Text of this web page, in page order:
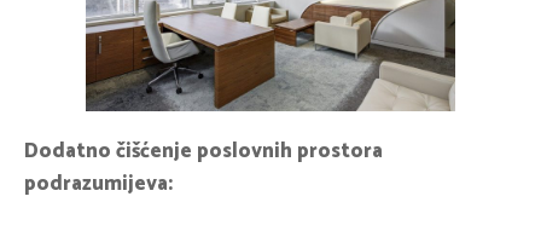
Dodatno čišćenje poslovnih prostora
podrazumijeva: